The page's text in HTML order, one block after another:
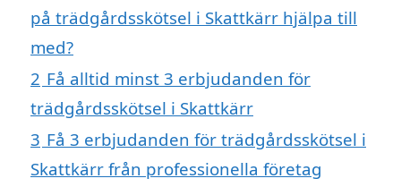
på trädgårdsskötsel i Skattkärr hjälpa till
med?
2 Få alltid minst 3 erbjudanden för
trädgårdsskötsel i Skattkärr
3 Få 3 erbjudanden för trädgårdsskötsel i
Skattkärr från professionella företag